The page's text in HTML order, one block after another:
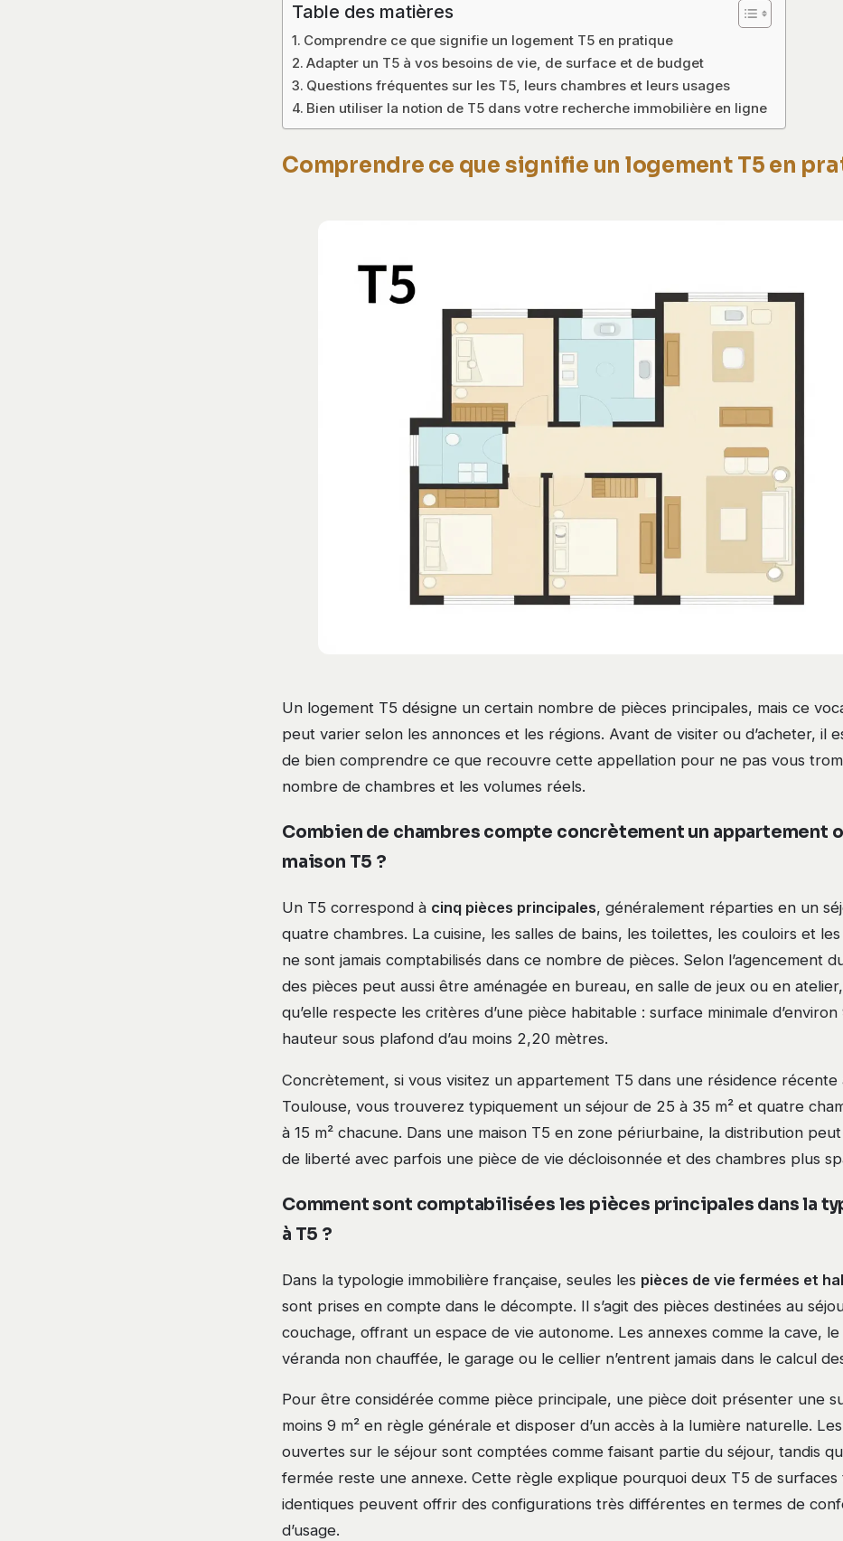
Table des matières
Comprendre ce que signifie un logement T5 en pratique
Adapter un T5 à vos besoins de vie, de surface et de budget
Questions fréquentes sur les T5, leurs chambres et leurs usages
Bien utiliser la notion de T5 dans votre recherche immobilière en ligne
Comprendre ce que signifie un logement T5 en
Un logement T5 désigne un certain nombre de pièces principales, mais ce
peut varier selon les annonces et les régions. Avant de visiter ou d’acheter, il
de bien comprendre ce que recouvre cette appellation pour ne pas vous
nombre de chambres et les volumes réels.
Combien de chambres compte concrètement un appartement
maison T5 ?
Un T5 correspond à cinq pièces principales, généralement réparties en un
quatre chambres. La cuisine, les salles de bains, les toilettes, les couloirs et
ne sont jamais comptabilisés dans ce nombre de pièces. Selon l’agencement
des pièces peut aussi être aménagée en bureau, en salle de jeux ou en
qu’elle respecte les critères d’une pièce habitable : surface minimale d’environ
hauteur sous plafond d’au moins 2,20 mètres.
Concrètement, si vous visitez un appartement T5 dans une résidence récente
Toulouse, vous trouverez typiquement un séjour de 25 à 35 m² et quatre
à 15 m² chacune. Dans une maison T5 en zone périurbaine, la distribution
de liberté avec parfois une pièce de vie décloisonnée et des chambres plus
Comment sont comptabilisées les pièces principales dans la
à T5 ?
Dans la typologie immobilière française, seules les pièces de vie fermées et
sont prises en compte dans le décompte. Il s’agit des pièces destinées au
couchage, offrant un espace de vie autonome. Les annexes comme la cave,
véranda non chauffée, le garage ou le cellier n’entrent jamais dans le calcul
Pour être considérée comme pièce principale, une pièce doit présenter une
moins 9 m² en règle générale et disposer d’un accès à la lumière naturelle.
ouvertes sur le séjour sont comptées comme faisant partie du séjour, tandis
fermée reste une annexe. Cette règle explique pourquoi deux T5 de surfaces
identiques peuvent offrir des configurations très différentes en termes de
d’usage.